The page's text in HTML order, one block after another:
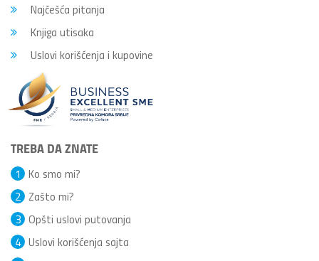
Najčešća pitanja
Knjiga utisaka
Uslovi korišćenja i kupovine
TREBA DA ZNATE
Ko smo mi?
1
Zašto mi?
2
Opšti uslovi putovanja
3
Uslovi korišćenja sajta
4